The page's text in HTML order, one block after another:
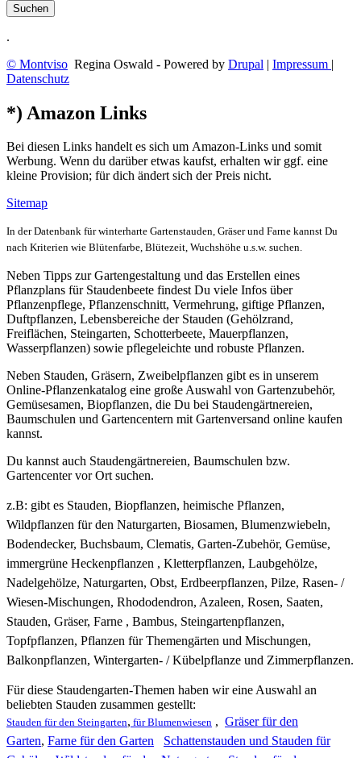
.
© Montviso Regina Oswald - Powered by Drupal | Impressum |
Datenschutz
*) Amazon Links
Bei diesen Links handelt es sich um Amazon-Links und somit
Werbung. Wenn du darüber etwas kaufst, erhalten wir ggf. eine
kleine Provision; für dich ändert sich der Preis nicht.
Sitemap
In der Datenbank für winterharte Gartenstauden, Gräser und Farne kannst Du
nach Kriterien wie Blütenfarbe, Blütezeit, Wuchshöhe u.s.w. suchen.
Neben Tipps zur Gartengestaltung und das Erstellen eines
Pflanzplans für Staudenbeete findest Du viele Infos über
Pflanzenpflege, Pflanzenschnitt, Vermehrung, giftige Pflanzen,
Duftpflanzen, Lebensbereiche der Stauden (Gehölzrand,
Freiflächen, Steingarten, Schotterbeete, Mauerpflanzen,
Wasserpflanzen) sowie pflegeleichte und robuste Pflanzen.
Neben Stauden, Gräsern, Zweibelpflanzen gibt es in unserem
Online-Pflanzenkatalog eine große Auswahl von Gartenzubehör,
Gemüsesamen, Biopflanzen, die Du bei Staudengärtnereien,
Baumschulen und Gartencentern mit Gartenversand online kaufen
kannst.
Du kannst auch Staudengärtnereien, Baumschulen bzw.
Gartencenter vor Ort suchen.
z.B: gibt es Stauden, Biopflanzen, heimische Pflanzen,
Wildpflanzen für den Naturgarten, Biosamen, Blumenzwiebeln,
Bodendecker, Buchsbaum, Clematis, Garten-Zubehör, Gemüse,
immergrüne Heckenpflanzen , Kletterpflanzen, Laubgehölze,
Nadelgehölze, Naturgarten, Obst, Erdbeerpflanzen, Pilze, Rasen- /
Wiesen-Mischungen, Rhododendron, Azaleen, Rosen, Saaten,
Stauden, Gräser, Farne , Bambus, Steingartenpflanzen,
Topfpflanzen, Pflanzen für Themengärten und Mischungen,
Balkonpflanzen, Wintergarten- / Kübelpflanze und Zimmerpflanzen.
Für diese Staudengarten-Themen haben wir eine Auswahl an
beliebten Stauden zusammen gestellt:
Stauden für den Steingarten, für Blumenwiesen , Gräser für den
Garten, Farne für den Garten
Schattenstauden und Stauden für